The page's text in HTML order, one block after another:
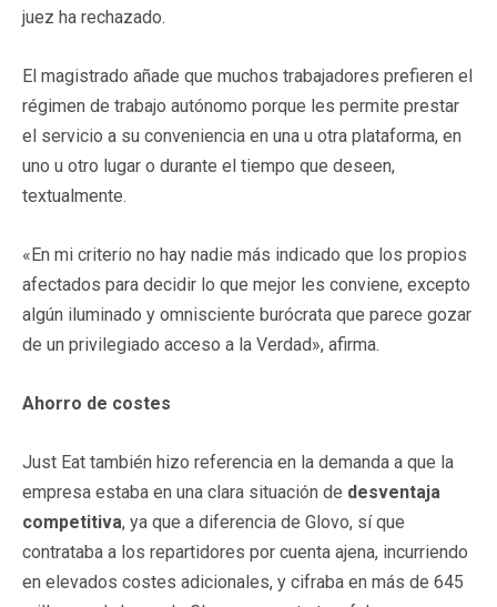
juez ha rechazado.
El magistrado añade que muchos trabajadores prefieren el
régimen de trabajo autónomo porque les permite prestar
el servicio a su conveniencia en una u otra plataforma, en
uno u otro lugar o durante el tiempo que deseen,
textualmente.
«En mi criterio no hay nadie más indicado que los propios
afectados para decidir lo que mejor les conviene, excepto
algún iluminado y omnisciente burócrata que parece gozar
de un privilegiado acceso a la Verdad», afirma.
Ahorro de costes
Just Eat también hizo referencia en la demanda a que la
empresa estaba en una clara situación de desventaja
competitiva, ya que a diferencia de Glovo, sí que
contrataba a los repartidores por cuenta ajena, incurriendo
en elevados costes adicionales, y cifraba en más de 645